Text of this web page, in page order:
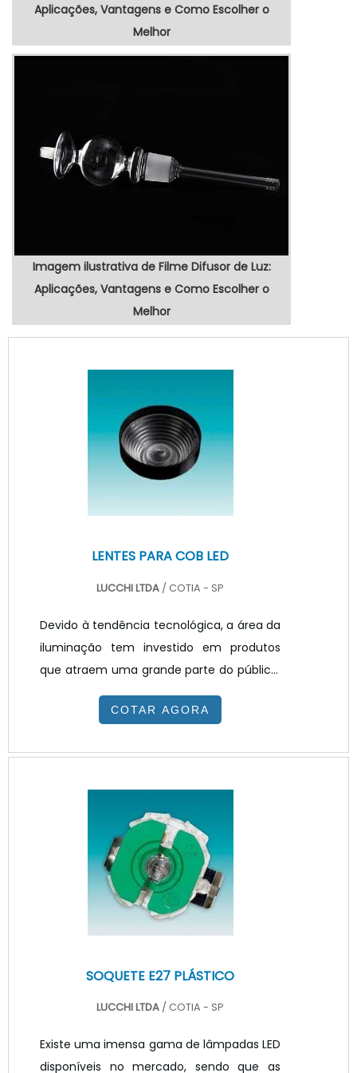
Aplicações, Vantagens e Como Escolher o
Melhor
Imagem ilustrativa de Filme Difusor de Luz:
Aplicações, Vantagens e Como Escolher o
Melhor
LENTES PARA COB LED
LUCCHI LTDA / COTIA - SP
Devido à tendência tecnológica, a área da
iluminação tem investido em produtos
que atraem uma grande parte do público,
por conta das facilidades e maior conforto
proporcionado, como é a questão da
distribuidoras estão focando em novos
bons atendimentos e soluções, por isso,
vale se informar acerca das lentes para
COB LED. INFORMAÇÕES SOBRE O MELHOR
PRODUTO DO MERCADOA lente para LE.
COTAR AGORA
SOQUETE E27 PLÁSTICO
LUCCHI LTDA / COTIA - SP
Existe uma imensa gama de lâmpadas LED
disponíveis no mercado, sendo que as